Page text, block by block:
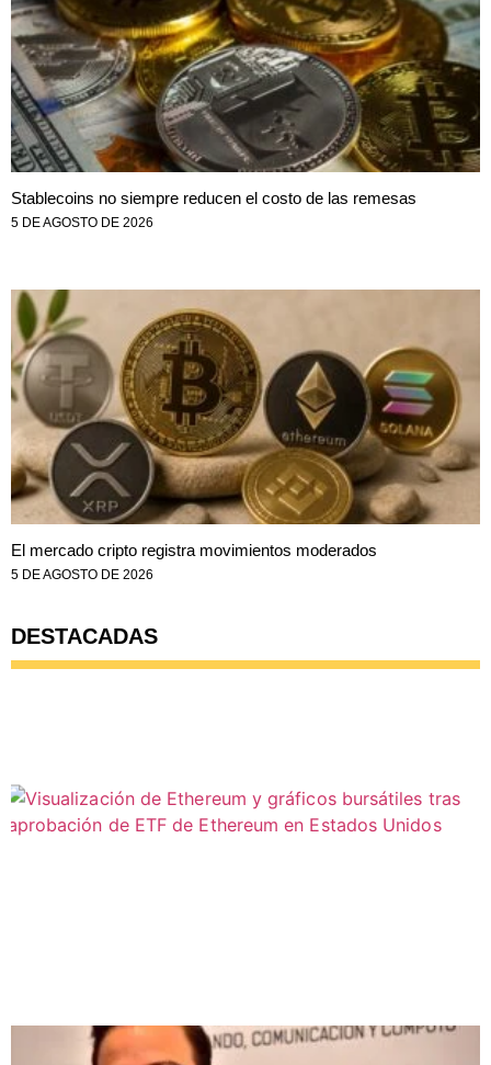
Stablecoins no siempre reducen el costo de las remesas
5 DE AGOSTO DE 2026
El mercado cripto registra movimientos moderados
5 DE AGOSTO DE 2026
DESTACADAS